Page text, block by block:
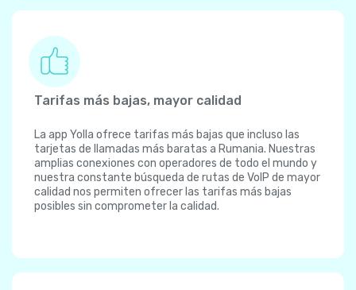
Tarifas más bajas, mayor calidad
La app Yolla ofrece tarifas más bajas que incluso las
tarjetas de llamadas más baratas a Rumania. Nuestras
amplias conexiones con operadores de todo el mundo y
nuestra constante búsqueda de rutas de VoIP de mayor
calidad nos permiten ofrecer las tarifas más bajas
posibles sin comprometer la calidad.